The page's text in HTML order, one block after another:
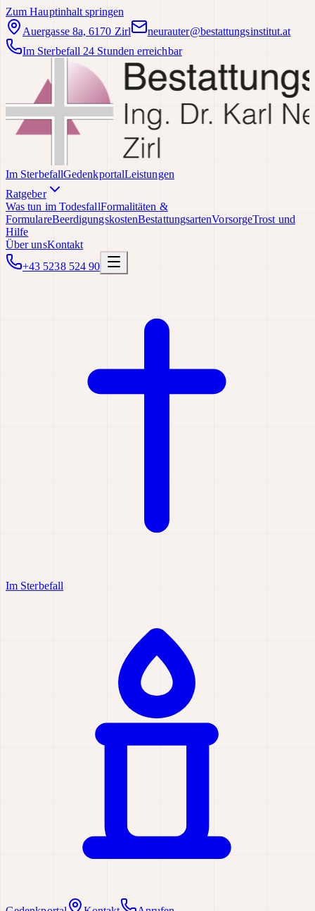
Zum Hauptinhalt springen
Auergasse 8a, 6170 Zirl
neurauter@bestattungsinstitut.at
Im Sterbefall 24 Stunden erreichbar
Im SterbefallGedenkportalLeistungen
Ratgeber
Was tun im TodesfallFormalitäten &
FormulareBeerdigungskostenBestattungsartenVorsorgeTrost und
Hilfe
Über unsKontakt
+43 5238 524 90
Im Sterbefall